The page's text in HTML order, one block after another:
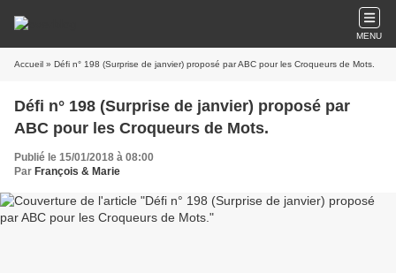
MENU
Accueil » Défi n° 198 (Surprise de janvier) proposé par ABC pour les Croqueurs de Mots.
Défi n° 198 (Surprise de janvier) proposé par
ABC pour les Croqueurs de Mots.
Publié le 15/01/2018 à 08:00
Par François & Marie